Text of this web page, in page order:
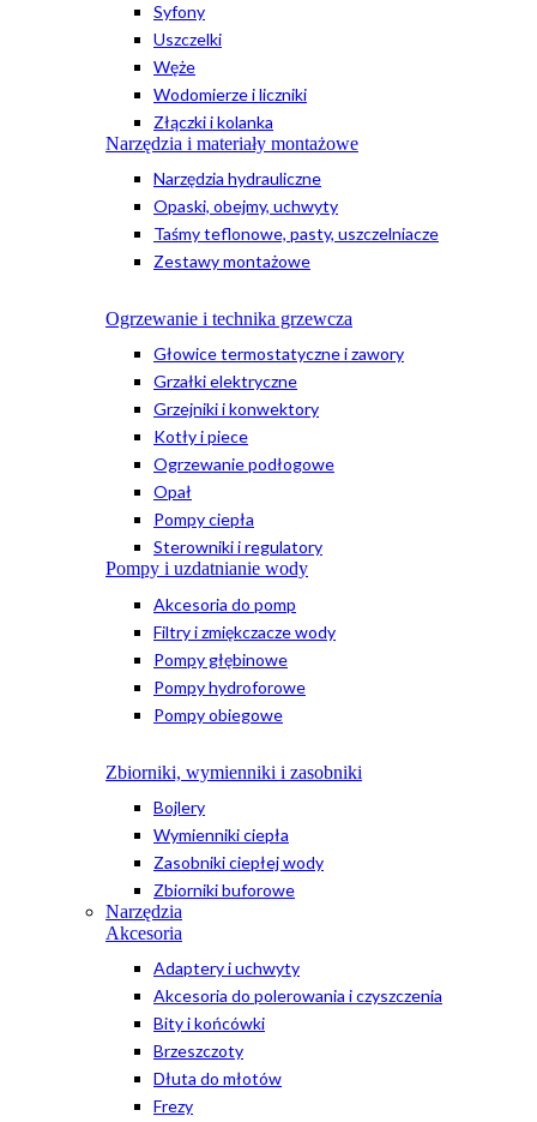
Syfony
Uszczelki
Węże
Wodomierze i liczniki
Złączki i kolanka
Narzędzia i materiały montażowe
Narzędzia hydrauliczne
Opaski, obejmy, uchwyty
Taśmy teflonowe, pasty, uszczelniacze
Zestawy montażowe
Ogrzewanie i technika grzewcza
Głowice termostatyczne i zawory
Grzałki elektryczne
Grzejniki i konwektory
Kotły i piece
Ogrzewanie podłogowe
Opał
Pompy ciepła
Sterowniki i regulatory
Pompy i uzdatnianie wody
Akcesoria do pomp
Filtry i zmiękczacze wody
Pompy głębinowe
Pompy hydroforowe
Pompy obiegowe
Zbiorniki, wymienniki i zasobniki
Bojlery
Wymienniki ciepła
Zasobniki ciepłej wody
Zbiorniki buforowe
Narzędzia
Akcesoria
Adaptery i uchwyty
Akcesoria do polerowania i czyszczenia
Bity i końcówki
Brzeszczoty
Dłuta do młotów
Frezy